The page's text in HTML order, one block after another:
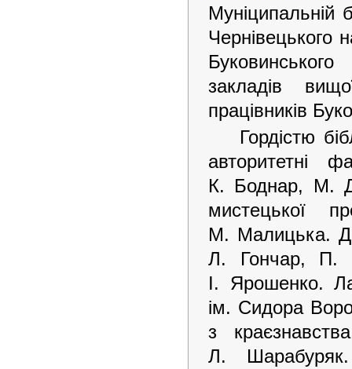
Муніципальній
Чернівецького
закладів
працівників
Гордістю
авторитетні
К. Боднар, М.
мистецької
М. Малицька.
Л. Гончар, П.
І. Ярошенко.
ім. Сидора
з
Л.